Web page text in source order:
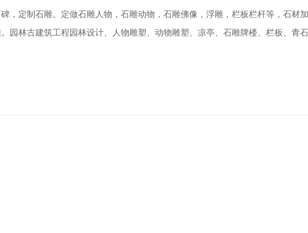
，定制石雕。定做石雕人物，石雕动物，石雕佛像，浮雕，栏板栏杆等，石材
园林古建筑工程园林设计、人物雕塑、动物雕塑、凉亭、石雕牌楼、栏板、青